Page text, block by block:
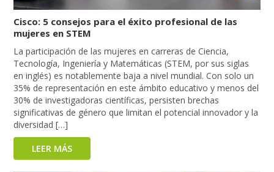
Cisco: 5 consejos para el éxito profesional de las
mujeres en STEM
La participación de las mujeres en carreras de Ciencia,
Tecnología, Ingeniería y Matemáticas (STEM, por sus siglas
en inglés) es notablemente baja a nivel mundial. Con solo un
35% de representación en este ámbito educativo y menos del
30% de investigadoras científicas, persisten brechas
significativas de género que limitan el potencial innovador y la
diversidad […]
LEER MÁS